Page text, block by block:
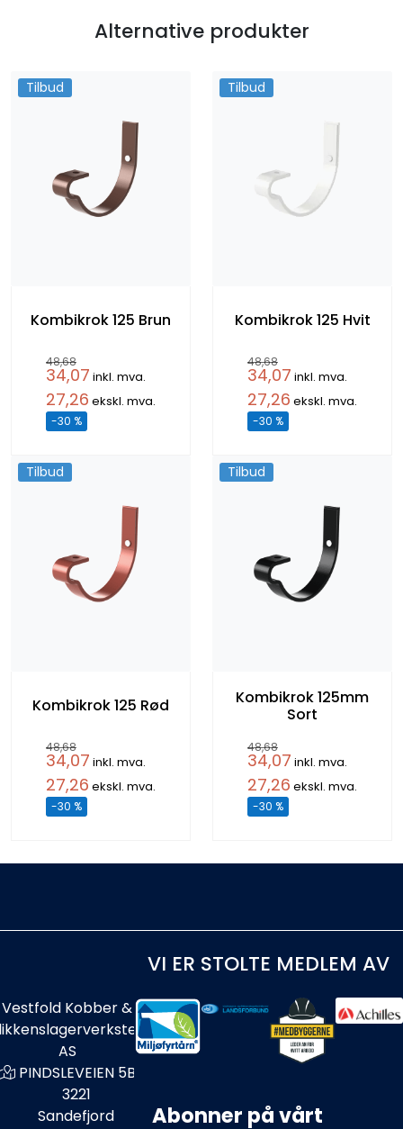
Alternative produkter
Tilbud
Kombikrok 125 Brun
48,68
34,07 inkl. mva.
27,26 ekskl. mva.
-30 %
Tilbud
Kombikrok 125 Hvit
48,68
34,07 inkl. mva.
27,26 ekskl. mva.
-30 %
Tilbud
Kombikrok 125 Rød
48,68
34,07 inkl. mva.
27,26 ekskl. mva.
-30 %
Tilbud
Kombikrok 125mm
Sort
48,68
34,07 inkl. mva.
27,26 ekskl. mva.
-30 %
VI ER STOLTE MEDLEM AV
Vestfold Kobber &
AS
PINDSLEVEIEN 5B
3221
Sandefjord
Abonner på vårt